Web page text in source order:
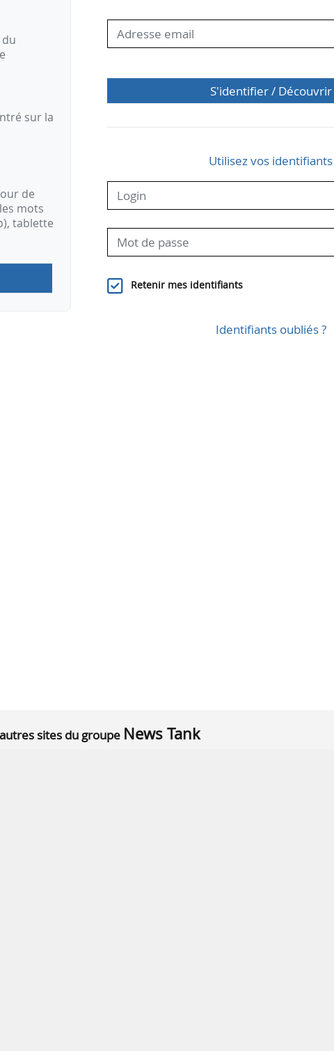
sur la
de
mots
tablette
S'identifier / Découvrir
Utilisez vos identifiants
Retenir mes identifiants
Identifiants oubliés ?
sites du groupe News Tank